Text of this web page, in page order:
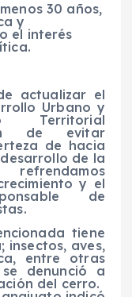
30 años,
y
el interés
actualizar el
Urbano y
Territorial
de evitar
de hacia
de la
y el
de
tiene
aves,
entre otras
denunció a
del cerro.